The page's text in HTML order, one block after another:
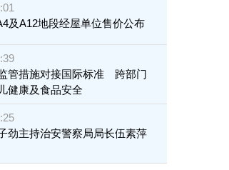
及A12地段经屋单位售价公布
管措施对接国际标准 跨部门
健康及食品安全
劲主持治安警察局局长伍素萍